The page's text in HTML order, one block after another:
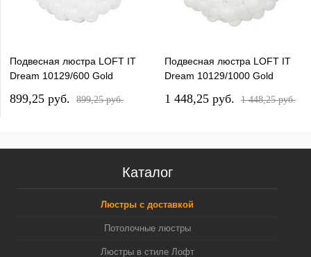
Подвесная люстра LOFT IT
Dream 10129/600 Gold
899,25 pуб. 899,25 pуб.
Подвесная люстра LOFT IT
Dream 10129/1000 Gold
1 448,25 pуб. 1 448,25 pуб.
Каталог
Люстры с доставкой
Потолочные люстры
Люстры в стиле Лофт